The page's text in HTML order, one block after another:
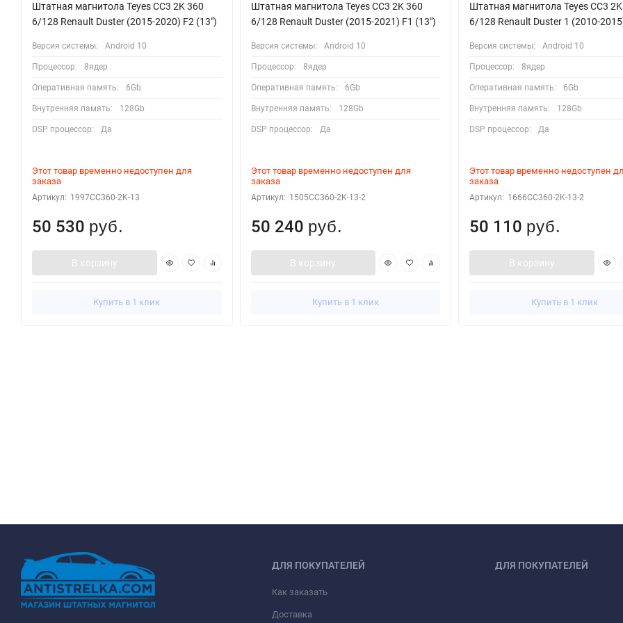
Штатная магнитола Teyes CC3 2K 360
6/128 Renault Duster (2015-2020) F2 (13")
Версия системы: Android 10
Процессор: 8ядер
Оперативная память: 6Gb
Внутренняя память: 128Gb
DSP процессор: Да
Этот товар временно недоступен для
заказа
Артикул: 1997CC360-2K-13
50 530 руб.
В корзину
Купить в 1 клик
Штатная магнитола Teyes CC3 2K 360
6/128 Renault Duster (2015-2021) F1 (13")
Версия системы: Android 10
Процессор: 8ядер
Оперативная память: 6Gb
Внутренняя память: 128Gb
DSP процессор: Да
Этот товар временно недоступен для
заказа
Артикул: 1505CC360-2K-13-2
50 240 руб.
В корзину
Купить в 1 клик
Штатная магнитола Teyes CC3
6/128 Renault Duster 1 (2010-
Версия системы: Android 10
Процессор: 8ядер
Оперативная память: 6Gb
Внутренняя память: 128Gb
DSP процессор: Да
Этот товар временно недоступен
заказа
Артикул: 1666CC360-2K-13-2
50 110 руб.
В корзину
Купить в 1 клик
ДЛЯ ПОКУПАТЕЛЕЙ
Как заказать
Доставка
ДЛЯ ПОКУПАТЕЛЕЙ